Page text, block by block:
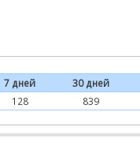
7 дней 30 дней
128 839